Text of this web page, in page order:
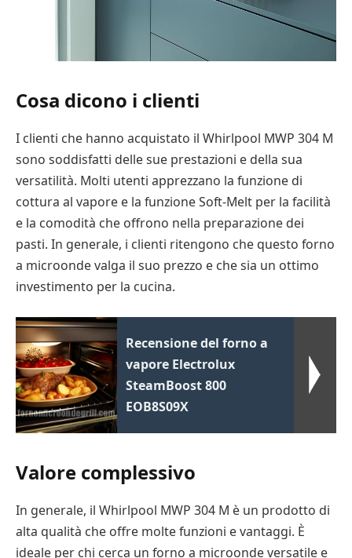
Cosa dicono i clienti
I clienti che hanno acquistato il Whirlpool MWP 304 M
sono soddisfatti delle sue prestazioni e della sua
versatilità. Molti utenti apprezzano la funzione di
cottura al vapore e la funzione Soft-Melt per la facilità
e la comodità che offrono nella preparazione dei
pasti. In generale, i clienti ritengono che questo forno
a microonde valga il suo prezzo e che sia un ottimo
investimento per la cucina.
Recensione del forno a
vapore Electrolux
SteamBoost 800
EOB8S09X
Valore complessivo
In generale, il Whirlpool MWP 304 M è un prodotto di
alta qualità che offre molte funzioni e vantaggi. È
ideale per chi cerca un forno a microonde versatile e